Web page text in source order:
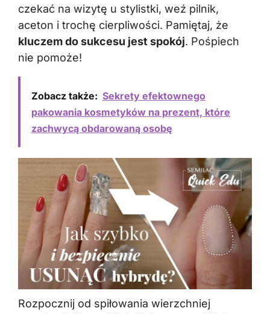
czekać na wizytę u stylistki, weź pilnik,
aceton i trochę cierpliwości. Pamiętaj, że
kluczem do sukcesu jest spokój. Pośpiech
nie pomoże!
Zobacz także: Sekrety efektownego
pakowania kosmetyków na prezent, które
zachwycą obdarowaną osobę
Rozpocznij od spiłowania wierzchniej